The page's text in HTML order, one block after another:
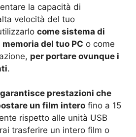
la capacità di
velocità del tuo
come sistema di
del tuo PC o come
per portare ovunque i
.
garantisce prestazioni che
un film intero fino a 15
rispetto alle unità USB
trasferire un intero film o